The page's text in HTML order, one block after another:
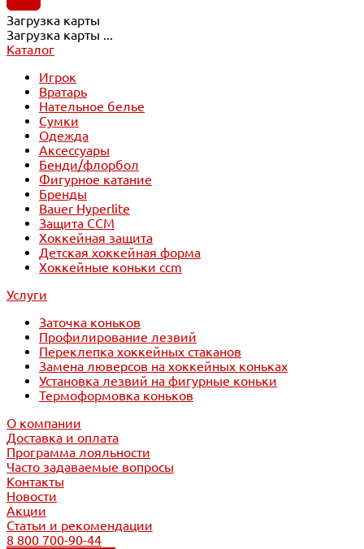
Загрузка карты
Загрузка карты ...
Каталог
Игрок
Вратарь
Нательное белье
Сумки
Одежда
Аксессуары
Бенди/флорбол
Фигурное катание
Бренды
Bauer Hyperlite
Защита CCM
Хоккейная защита
Детская хоккейная форма
Хоккейные коньки ccm
Услуги
Заточка коньков
Профилирование лезвий
Переклепка хоккейных стаканов
Замена люверсов на хоккейных коньках
Установка лезвий на фигурные коньки
Термоформовка коньков
О компании
Доставка и оплата
Программа лояльности
Часто задаваемые вопросы
Контакты
Новости
Акции
Статьи и рекомендации
8 800 700-90-44